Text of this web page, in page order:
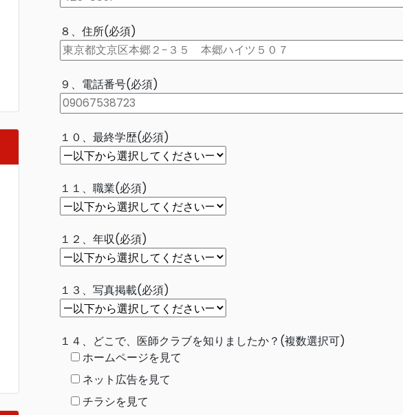
８、住所(必須)
９、電話番号(必須)
１０、最終学歴(必須)
１１、職業(必須)
１２、年収(必須)
１３、写真掲載(必須)
１４、どこで、医師クラブを知りましたか？(複数選択可)
ホームページを見て
ネット広告を見て
チラシを見て